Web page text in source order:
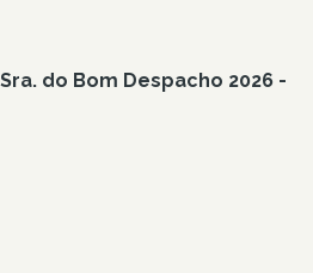
do Bom Despacho 2026 -